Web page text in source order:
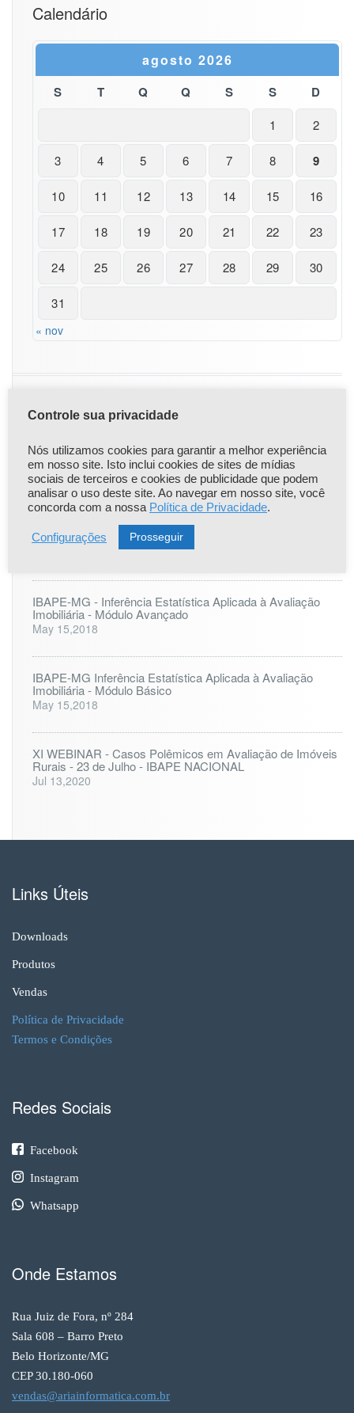
Calendário
agosto 2026
S T Q Q S S D
1 2
3 4 5 6 7 8 9
10 11 12 13 14 15 16
17 18 19 20 21 22 23
24 25 26 27 28 29 30
31
« nov
Popular | Recent | Comentário
Comunicado Importante
Apr 22,2021
ONLINE: LAUDO PERICIAL DE ENGENHARIA - 25 à 27
de agosto
IBAPE-MG - Inferência Estatística Aplicada à Avaliação
Imobiliária - Módulo Avançado
May 15,2018
IBAPE-MG Inferência Estatística Aplicada à Avaliação
Imobiliária - Módulo Básico
May 15,2018
XI WEBINAR - Casos Polêmicos em Avaliação de Imóveis
Rurais - 23 de Julho - IBAPE NACIONAL
Jul 13,2020
Links Úteis
Downloads
Produtos
Vendas
Política de Privacidade
Termos e Condições
Redes Sociais
Facebook
Instagram
Whatsapp
Onde Estamos
Rua Juiz de Fora, nº 284
Sala 608 – Barro Preto
Belo Horizonte/MG
CEP 30.180-060
vendas@ariainformatica.com.br
Controle sua privacidade
Nós utilizamos cookies para garantir a melhor experiência
em nosso site. Isto inclui cookies de sites de mídias
sociais de terceiros e cookies de publicidade que podem
analisar o uso deste site. Ao navegar em nosso site, você
concorda com a nossa Política de Privacidade.
Configurações Prosseguir